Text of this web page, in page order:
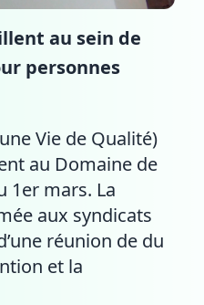
au sein de
personnes
Vie de Qualité)
au Domaine de
1er mars. La
aux syndicats
réunion de du
et la